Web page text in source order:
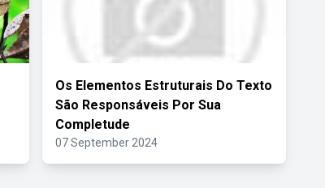
Os Elementos Estruturais Do Texto
São Responsáveis Por Sua
Completude
07 September 2024